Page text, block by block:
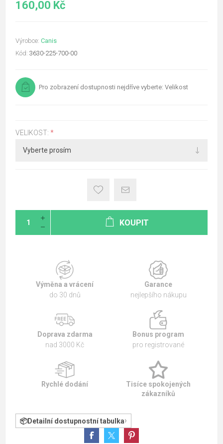
160,00 Kč
Výrobce: Canis
Kód: 3630-225-700-00
Pro zobrazení dostupnosti nejdříve vyberte: Velikost
VELIKOST: *
KOUPIT
Výměna a vrácení
do 30 dnů
Garance
nejlepšího nákupu
Doprava zdarma
nad 3000 Kč
Bonus program
pro registrované
Rychlé dodání
Tisíce spokojených
zákazníků
Detailní dostupnostní tabulka